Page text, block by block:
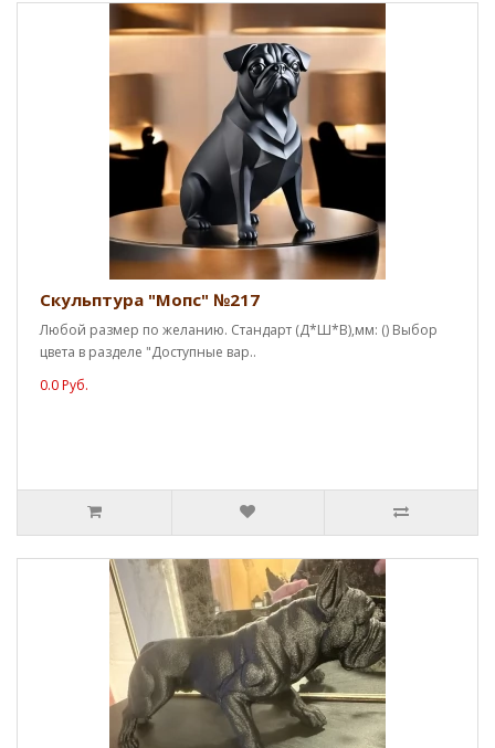
Скульптура "Мопс" №217
Любой размер по желанию. Стандарт (Д*Ш*В),мм: () Выбор
цвета в разделе "Доступные вар..
0.0 Руб.